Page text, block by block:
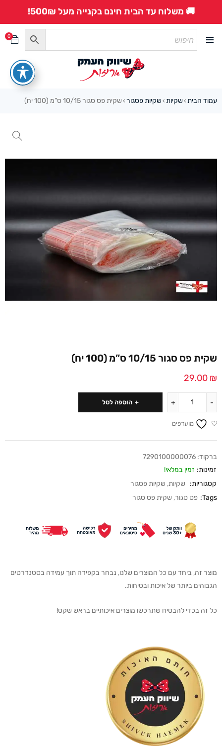
🚚 משלוח עד הבית חינם בקנייה מעל 500₪!
0
עמוד הבית ›שקיות ›שקיות פסגור › שקית פס סגור 10/15 ס”מ (100 יח)
שקית פס סגור 10/15 ס”מ (100 יח)
29.00 ₪
הוספה לסל
מועדפים
ברקוד: 7290100000076
זמינות: זמין במלאי!
קטגוריות:
שקיות, שקיות פסגור
Tags: פס סגור, שקית פס סגור
מוצר זה, ביחד עם כל המוצרים שלנו, נבחר בקפידה תוך עמידה בסטנדרטים
הגבוהים ביותר של איכות ובטיחות.
כל זה בכדי להבטיח שתרכשו מוצרים איכותיים בראש שקט!